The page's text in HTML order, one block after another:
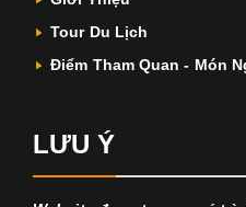
Tour Du Lịch
Điểm Tham Quan - Món
LƯU Ý